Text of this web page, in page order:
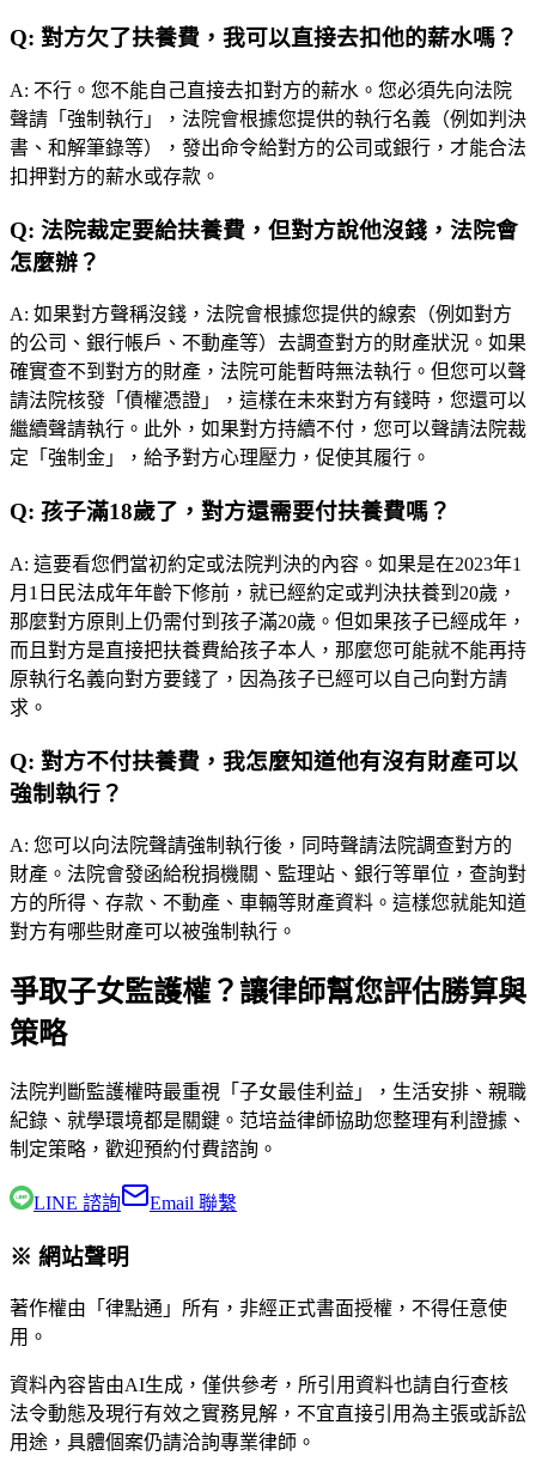
Q: 對方欠了扶養費，我可以直接去扣他的薪水嗎？
A: 不行。您不能自己直接去扣對方的薪水。您必須先向法院
聲請「強制執行」，法院會根據您提供的執行名義（例如判決
書、和解筆錄等），發出命令給對方的公司或銀行，才能合法
扣押對方的薪水或存款。
Q: 法院裁定要給扶養費，但對方說他沒錢，法院會
怎麼辦？
A: 如果對方聲稱沒錢，法院會根據您提供的線索（例如對方
的公司、銀行帳戶、不動產等）去調查對方的財產狀況。如果
確實查不到對方的財產，法院可能暫時無法執行。但您可以聲
請法院核發「債權憑證」，這樣在未來對方有錢時，您還可以
繼續聲請執行。此外，如果對方持續不付，您可以聲請法院裁
定「強制金」，給予對方心理壓力，促使其履行。
Q: 孩子滿18歲了，對方還需要付扶養費嗎？
A: 這要看您們當初約定或法院判決的內容。如果是在2023年1
月1日民法成年年齡下修前，就已經約定或判決扶養到20歲，
那麼對方原則上仍需付到孩子滿20歲。但如果孩子已經成年，
而且對方是直接把扶養費給孩子本人，那麼您可能就不能再持
原執行名義向對方要錢了，因為孩子已經可以自己向對方請
求。
Q: 對方不付扶養費，我怎麼知道他有沒有財產可以
強制執行？
A: 您可以向法院聲請強制執行後，同時聲請法院調查對方的
財產。法院會發函給稅捐機關、監理站、銀行等單位，查詢對
方的所得、存款、不動產、車輛等財產資料。這樣您就能知道
對方有哪些財產可以被強制執行。
爭取子女監護權？讓律師幫您評估勝算與
策略
法院判斷監護權時最重視「子女最佳利益」，生活安排、親職
紀錄、就學環境都是關鍵。 范培益律師協助您整理有利證據、
制定策略，歡迎預約付費諮詢。
LINE 諮詢 Email 聯繫
※ 網站聲明
著作權由「律點通」所有，非經正式書面授權，不得任意使
用。
資料內容皆由AI生成，僅供參考，所引用資料也請自行查核
法令動態及現行有效之實務見解，不宜直接引用為主張或訴訟
用途，具體個案仍請洽詢專業律師。